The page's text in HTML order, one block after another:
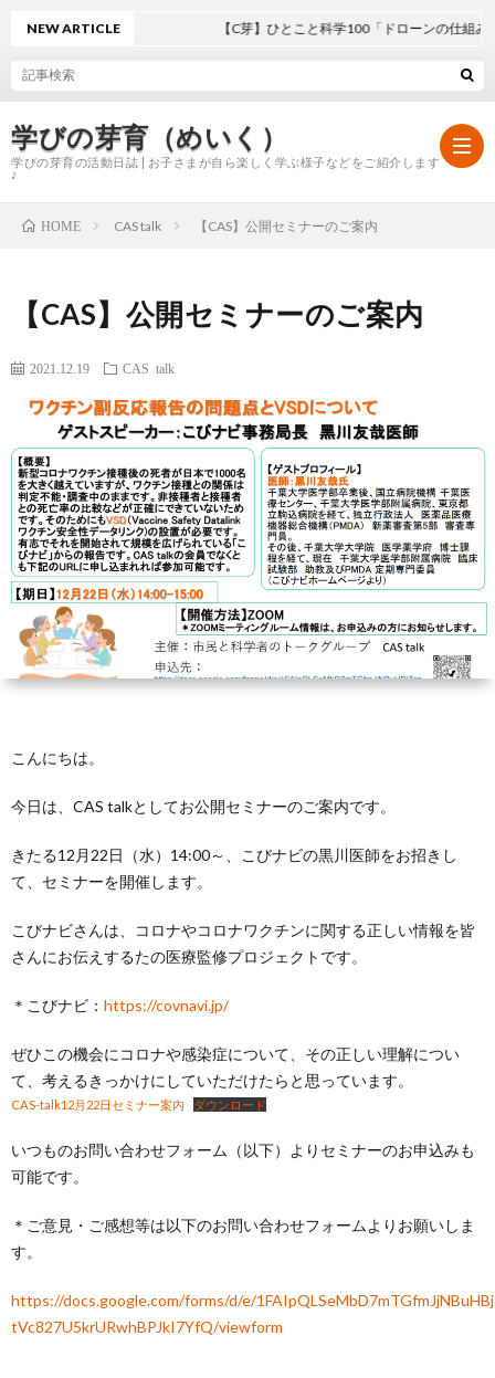
学びの芽育（めいく）
学びの芽育の活動日誌 | お子さまが自ら楽しく学ぶ様子などをご紹介します
♪
の
芽
育
と
は？
NEW ARTICLE 【C芽】ひとこと科学100「ドローンの仕組み」
HOME CAS talk 【CAS】公開セミナーのご案内
【CAS】公開セミナーのご案内
2021.12.19 CAS talk
こんにちは。
今日は、CAS talkとしてお公開セミナーのご案内です。
きたる12月22日（水）14:00～、こびナビの黒川医師をお招きし
て、セミナーを開催します。
こびナビさんは、コロナやコロナワクチンに関する正しい情報を皆
さんにお伝えするたの医療監修プロジェクトです。
＊こびナビ： https://covnavi.jp/
ぜひこの機会にコロナや感染症について、その正しい理解につい
て、考えるきっかけにしていただけたらと思っています。
CAS-talk12月22日セミナー案内 ダウンロード
いつものお問い合わせフォーム（以下）よりセミナーのお申込みも
可能です。
＊ご意見・ご感想等は以下のお問い合わせフォームよりお願いしま
す。
https://docs.google.com/forms/d/e/
tVc827U5krURwhBPJkI7YfQ/viewform